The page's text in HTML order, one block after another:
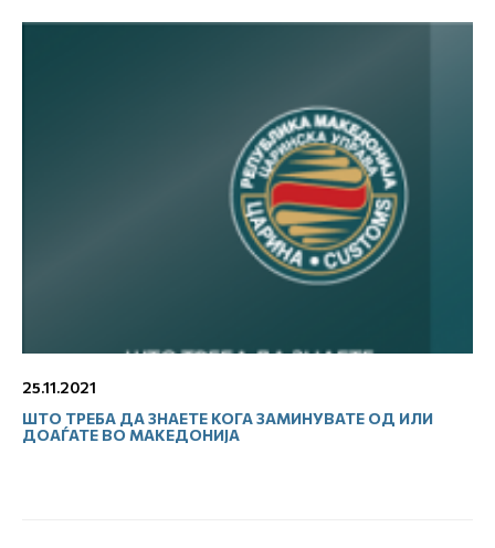
25.11.2021
ШТО ТРЕБА ДА ЗНАЕТЕ КОГА ЗАМИНУВАТЕ ОД ИЛИ
ДОАЃАТЕ ВО МАКЕДОНИЈА